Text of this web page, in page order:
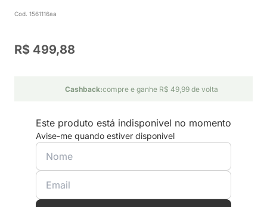
Cod. 1561116aa
R$ 499,88
Cashback:compre e ganhe R$ 49,99 de volta
Este produto está indisponivel no momento
Avise-me quando estiver disponivel